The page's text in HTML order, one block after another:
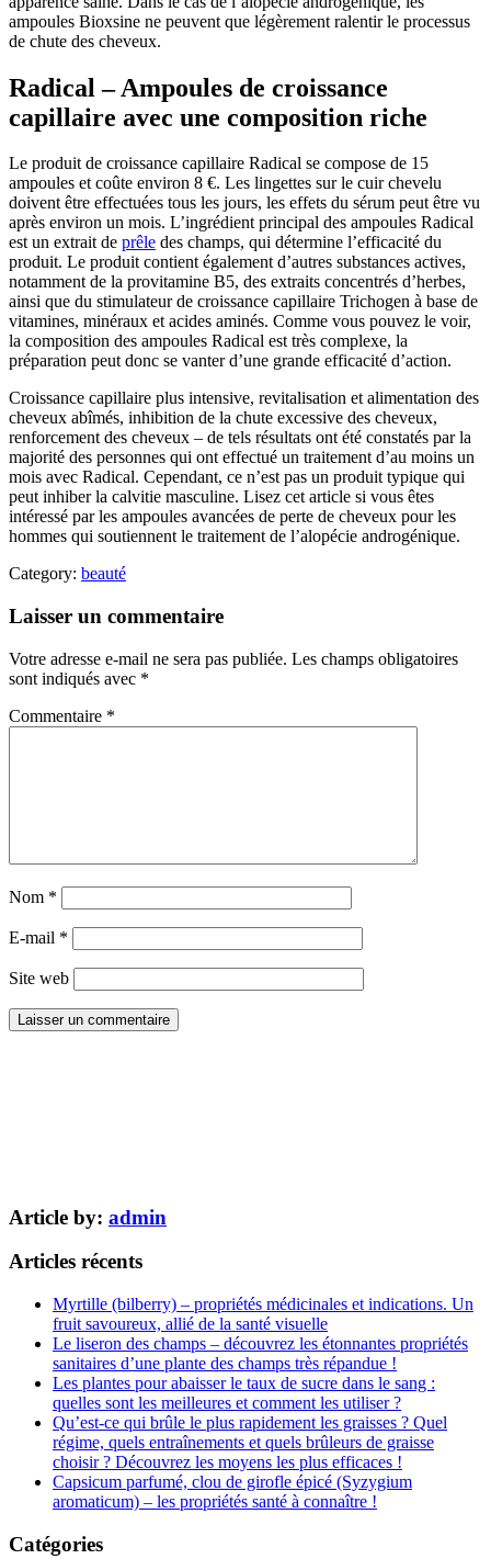
ampoules Bioxsine ne peuvent que légèrement ralentir le processus
de chute des cheveux.
Radical – Ampoules de croissance
capillaire avec une composition riche
Le produit de croissance capillaire Radical se compose de 15
ampoules et coûte environ 8 €. Les lingettes sur le cuir chevelu
doivent être effectuées tous les jours, les effets du sérum peut être vu
après environ un mois. L’ingrédient principal des ampoules Radical
est un extrait de prêle des champs, qui détermine l’efficacité du
produit. Le produit contient également d’autres substances actives,
notamment de la provitamine B5, des extraits concentrés d’herbes,
ainsi que du stimulateur de croissance capillaire Trichogen à base de
vitamines, minéraux et acides aminés. Comme vous pouvez le voir,
la composition des ampoules Radical est très complexe, la
préparation peut donc se vanter d’une grande efficacité d’action.
Croissance capillaire plus intensive, revitalisation et alimentation des
cheveux abîmés, inhibition de la chute excessive des cheveux,
renforcement des cheveux – de tels résultats ont été constatés par la
majorité des personnes qui ont effectué un traitement d’au moins un
mois avec Radical. Cependant, ce n’est pas un produit typique qui
peut inhiber la calvitie masculine. Lisez cet article si vous êtes
intéressé par les ampoules avancées de perte de cheveux pour les
hommes qui soutiennent le traitement de l’alopécie androgénique.
Category: beauté
Laisser un commentaire
Votre adresse e-mail ne sera pas publiée. Les champs obligatoires
sont indiqués avec *
Commentaire *
Nom *
E-mail *
Site web
Article by: admin
Articles récents
Myrtille (bilberry) – propriétés médicinales et indications. Un
fruit savoureux, allié de la santé visuelle
Le liseron des champs – découvrez les étonnantes propriétés
sanitaires d’une plante des champs très répandue !
Les plantes pour abaisser le taux de sucre dans le sang :
quelles sont les meilleures et comment les utiliser ?
Qu’est-ce qui brûle le plus rapidement les graisses ? Quel
régime, quels entraînements et quels brûleurs de graisse
choisir ? Découvrez les moyens les plus efficaces !
Capsicum parfumé, clou de girofle épicé (Syzygium
aromaticum) – les propriétés santé à connaître !
Catégories